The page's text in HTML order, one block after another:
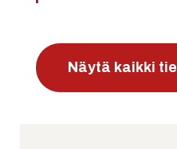
Näytä kaikki